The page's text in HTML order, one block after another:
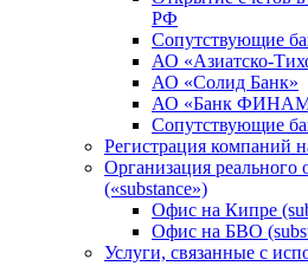
РФ
Сопутствующие
АО «Азиатско-
АО «Солид Банк»
АО «Банк
Сопутствующие
Регистрация компаний
Организация реального
(«substance»)
Офис на Кипре
Офис на БВО
Услуги, связанные с